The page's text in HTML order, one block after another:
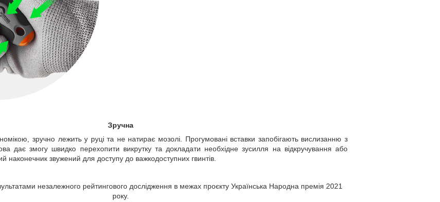
Зручна
зручно лежить у руці та не натирає мозолі. Прогумовані вставки запобігають вислизанню з
дає змогу швидко перехопити викрутку та докладати необхідне зусилля на відкручування або
наконечник звужений для доступу до важкодоступних гвинтів.
незалежного рейтингового дослідження в межах проєкту Українська Народна премія 2021
року.